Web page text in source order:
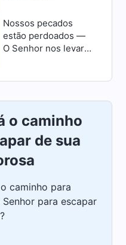
Nossos pecados
estão perdoados —
O Senhor nos levará
o caminho
de sua
caminho para
para escapar